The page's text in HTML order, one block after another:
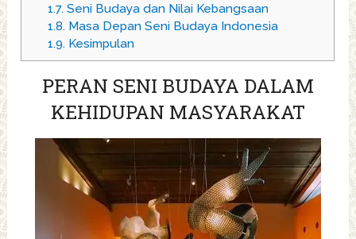
1.7.Seni Budaya dan Nilai Kebangsaan
1.8.Masa Depan Seni Budaya Indonesia
1.9.Kesimpulan
PERAN SENI BUDAYA DALAM
KEHIDUPAN MASYARAKAT